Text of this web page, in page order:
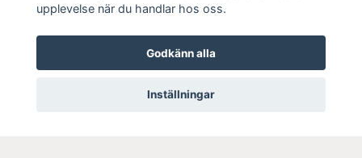
upplevelse när du handlar hos oss.
Godkänn alla
Inställningar